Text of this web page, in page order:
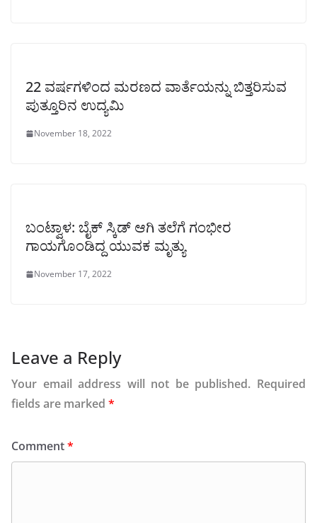
22 ವರ್ಷಗಳಿಂದ ಮರಣದ ವಾರ್ತೆಯನ್ನು ಬಿತ್ತರಿಸುವ
ಪುತ್ತೂರಿನ ಉದ್ಯಮಿ
November 18, 2022
ಬಂಟ್ವಾಳ: ಬೈಕ್ ಸ್ಕಿಡ್ ಆಗಿ ತಲೆಗೆ ಗಂಭೀರ
ಗಾಯಗೊಂಡಿದ್ದ ಯುವಕ ಮೃತ್ಯು
November 17, 2022
Leave a Reply
Your email address will not be published. Required
fields are marked *
Comment*